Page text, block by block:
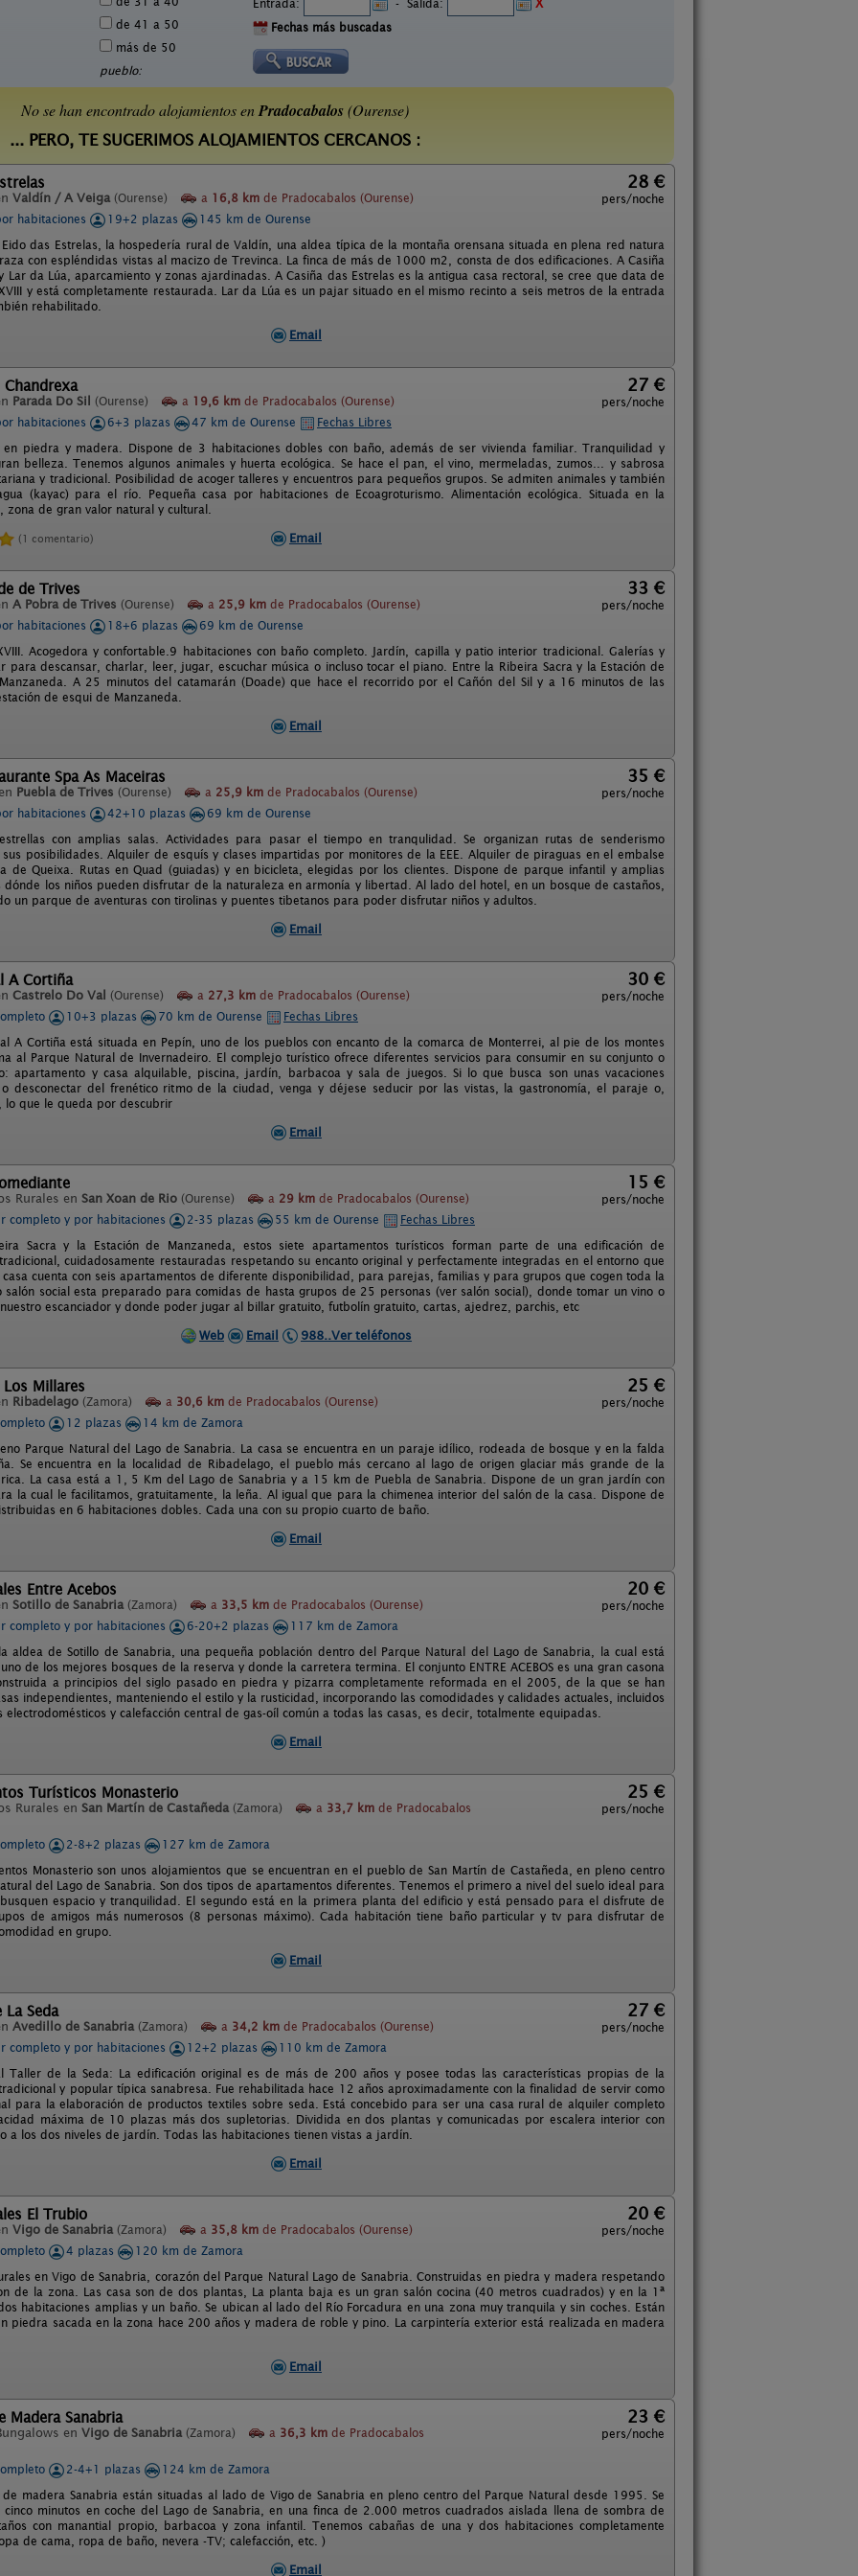
de 41 a 50
más de 50
pueblo:
Entrada: - Salida:
X
Fechas más buscadas
No se han encontrado alojamientos enPradocabalos(Ourense)
... PERO, TE SUGERIMOS ALOJAMIENTOS CERCANOS :
Valdín / A Veiga (Ourense) a 16,8 km de Pradocabalos (Ourense)
28 €
pers/noche
habitaciones
19+2 plazas
145 km de Ourense
Eido das Estrelas, la hospedería rural de Valdín, una aldea típica de la montaña orensana situada en plena red natura
con espléndidas vistas al macizo de Trevinca. La finca de más de 1000 m2, consta de dos edificaciones. A Casiña
Lar da Lúa, aparcamiento y zonas ajardinadas. A Casiña das Estrelas es la antigua casa rectoral, se cree que data de
y está completamente restaurada. Lar da Lúa es un pajar situado en el mismo recinto a seis metros de la entrada
rehabilitado.
Email
Parada Do Sil (Ourense) a 19,6 km de Pradocabalos (Ourense)
27 €
pers/noche
habitaciones
6+3 plazas 47 km de Ourense
Fechas Libres
en piedra y madera. Dispone de 3 habitaciones dobles con baño, además de ser vivienda familiar. Tranquilidad y
belleza. Tenemos algunos animales y huerta ecológica. Se hace el pan, el vino, mermeladas, zumos... y sabrosa
y tradicional. Posibilidad de acoger talleres y encuentros para pequeños grupos. Se admiten animales y también
(kayac) para el río. Pequeña casa por habitaciones de Ecoagroturismo. Alimentación ecológica. Situada en la
zona de gran valor natural y cultural.
(1 comentario) Email
de Trives
A Pobra de Trives (Ourense) a 25,9 km de Pradocabalos (Ourense)
33 €
pers/noche
habitaciones
18+6 plazas
69 km de Ourense
Acogedora y confortable.9 habitaciones con baño completo. Jardín, capilla y patio interior tradicional. Galerías y
para descansar, charlar, leer, jugar, escuchar música o incluso tocar el piano. Entre la Ribeira Sacra y la Estación de
A 25 minutos del catamarán (Doade) que hace el recorrido por el Cañón del Sil y a 16 minutos de las
de esqui de Manzaneda.
Email
Spa As Maceiras
Puebla de Trives (Ourense) a 25,9 km de Pradocabalos (Ourense)
35 €
pers/noche
habitaciones
42+10 plazas
69 km de Ourense
con amplias salas. Actividades para pasar el tiempo en tranqulidad. Se organizan rutas de senderismo
posibilidades. Alquiler de esquís y clases impartidas por monitores de la EEE. Alquiler de piraguas en el embalse
de Queixa. Rutas en Quad (guiadas) y en bicicleta, elegidas por los clientes. Dispone de parque infantil y amplias
dónde los niños pueden disfrutar de la naturaleza en armonía y libertad. Al lado del hotel, en un bosque de castaños,
un parque de aventuras con tirolinas y puentes tibetanos para poder disfrutar niños y adultos.
Email
A Cortiña
Castrelo Do Val (Ourense) a 27,3 km de Pradocabalos (Ourense)
30 €
pers/noche
10+3 plazas 70 km de Ourense
Fechas Libres
A Cortiña está situada en Pepín, uno de los pueblos con encanto de la comarca de Monterrei, al pie de los montes
al Parque Natural de Invernadeiro. El complejo turístico ofrece diferentes servicios para consumir en su conjunto o
apartamento y casa alquilable, piscina, jardín, barbacoa y sala de juegos. Si lo que busca son unas vacaciones
desconectar del frenético ritmo de la ciudad, venga y déjese seducir por las vistas, la gastronomía, el paraje o,
lo que le queda por descubrir
Email
Rurales en San Xoan de Rio (Ourense) a 29 km de Pradocabalos (Ourense)
15 €
pers/noche
completo y por habitaciones
2-35 plazas 55 km de Ourense
Fechas Libres
Sacra y la Estación de Manzaneda, estos siete apartamentos turísticos forman parte de una edificación de
cuidadosamente restauradas respetando su encanto original y perfectamente integradas en el entorno que
cuenta con seis apartamentos de diferente disponibilidad, para parejas, familias y para grupos que cogen toda la
salón social esta preparado para comidas de hasta grupos de 25 personas (ver salón social), donde tomar un vino o
escanciador y donde poder jugar al billar gratuito, futbolín gratuito, cartas, ajedrez, parchis, etc
Web
Email 988..Ver teléfonos
Los Millares
Ribadelago (Zamora) a 30,6 km de Pradocabalos (Ourense)
25 €
pers/noche
12 plazas
14 km de Zamora
Parque Natural del Lago de Sanabria. La casa se encuentra en un paraje idílico, rodeada de bosque y en la falda
Se encuentra en la localidad de Ribadelago, el pueblo más cercano al lago de origen glaciar más grande de la
La casa está a 1, 5 Km del Lago de Sanabria y a 15 km de Puebla de Sanabria. Dispone de un gran jardín con
la cual le facilitamos, gratuitamente, la leña. Al igual que para la chimenea interior del salón de la casa. Dispone de
en 6 habitaciones dobles. Cada una con su propio cuarto de baño.
Email
Entre Acebos
Sotillo de Sanabria (Zamora) a 33,5 km de Pradocabalos (Ourense)
20 €
pers/noche
completo y por habitaciones
6-20+2 plazas
117 km de Zamora
aldea de Sotillo de Sanabria, una pequeña población dentro del Parque Natural del Lago de Sanabria, la cual está
de los mejores bosques de la reserva y donde la carretera termina. El conjunto ENTRE ACEBOS es una gran casona
a principios del siglo pasado en piedra y pizarra completamente reformada en el 2005, de la que se han
independientes, manteniendo el estilo y la rusticidad, incorporando las comodidades y calidades actuales, incluidos
electrodomésticos y calefacción central de gas-oíl común a todas las casas, es decir, totalmente equipadas.
Email
Turísticos Monasterio
Rurales en San Martín de Castañeda (Zamora) a 33,7 km de Pradocabalos
25 €
pers/noche
2-8+2 plazas
127 km de Zamora
Monasterio son unos alojamientos que se encuentran en el pueblo de San Martín de Castañeda, en pleno centro
del Lago de Sanabria. Son dos tipos de apartamentos diferentes. Tenemos el primero a nivel del suelo ideal para
espacio y tranquilidad. El segundo está en la primera planta del edificio y está pensado para el disfrute de
de amigos más numerosos (8 personas máximo). Cada habitación tiene baño particular y tv para disfrutar de
en grupo.
Email
La Seda
Avedillo de Sanabria (Zamora) a 34,2 km de Pradocabalos (Ourense)
27 €
pers/noche
completo y por habitaciones
12+2 plazas
110 km de Zamora
Taller de la Seda: La edificación original es de más de 200 años y posee todas las características propias de la
y popular típica sanabresa. Fue rehabilitada hace 12 años aproximadamente con la finalidad de servir como
para la elaboración de productos textiles sobre seda. Está concebido para ser una casa rural de alquiler completo
máxima de 10 plazas más dos supletorias. Dividida en dos plantas y comunicadas por escalera interior con
a los dos niveles de jardín. Todas las habitaciones tienen vistas a jardín.
Email
El Trubio
Vigo de Sanabria (Zamora) a 35,8 km de Pradocabalos (Ourense)
20 €
pers/noche
4 plazas
120 km de Zamora
en Vigo de Sanabria, corazón del Parque Natural Lago de Sanabria. Construidas en piedra y madera respetando
de la zona. Las casa son de dos plantas, La planta baja es un gran salón cocina (40 metros cuadrados) y en la 1ª
habitaciones amplias y un baño. Se ubican al lado del Río Forcadura en una zona muy tranquila y sin coches. Están
piedra sacada en la zona hace 200 años y madera de roble y pino. La carpintería exterior está realizada en madera
Email
Madera Sanabria
en Vigo de Sanabria (Zamora) a 36,3 km de Pradocabalos
23 €
pers/noche
2-4+1 plazas
124 km de Zamora
de madera Sanabria están situadas al lado de Vigo de Sanabria en pleno centro del Parque Natural desde 1995. Se
cinco minutos en coche del Lago de Sanabria, en una finca de 2.000 metros cuadrados aislada llena de sombra de
con manantial propio, barbacoa y zona infantil. Tenemos cabañas de una y dos habitaciones completamente
de cama, ropa de baño, nevera -TV; calefacción, etc. )
Email